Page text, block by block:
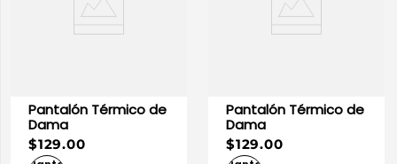
Pantalón Térmico de
Dama
$129.00
Pantalón Térmico de
Dama
$129.00